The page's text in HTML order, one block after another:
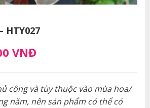
HTY027
VNĐ
công và tùy thuộc vào mùa hoa/
năm, nên sản phẩm có thể có